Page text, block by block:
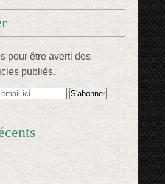
pour être averti des
publiés.